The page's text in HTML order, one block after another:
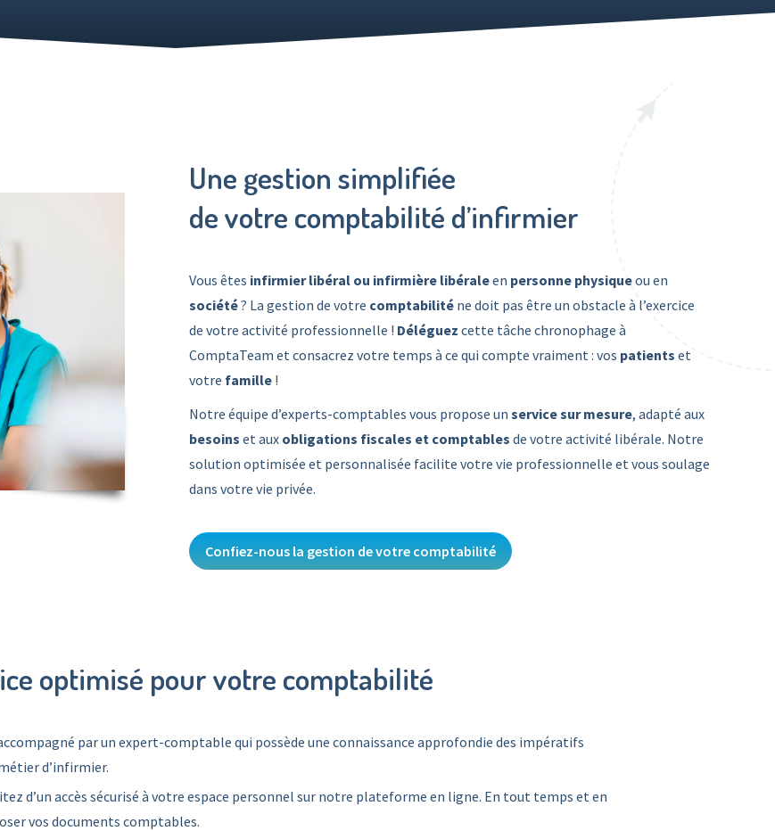
Une gestion simplifiée
de votre comptabilité d’infirmier
Vous êtes infirmier libéral ou infirmière libéraleen personne physiqueou en
société? La gestion de votre comptabilité ne doit pas être un obstacle à l’exercice
de votre activité professionnelle ! Déléguez cette tâche chronophage à
ComptaTeam et consacrez votre temps à ce qui compte vraiment : vos patients et
votre famille !
Notre équipe d’experts-comptables vous propose un service sur mesure, adapté aux
besoins et aux obligations fiscales et comptables de votre activité libérale. Notre
solution optimisée et personnalisée facilite votre vie professionnelle et vous soulage
dans votre vie privée.
Confiez-nous la gestion de votre comptabilité
optimisé pour votre comptabilité
par un expert-comptable qui possède une connaissance approfondie des impératifs
d’infirmier.
d’un accès sécurisé à votre espace personnel sur notre plateforme en ligne. En tout temps et en
vos documents comptables.